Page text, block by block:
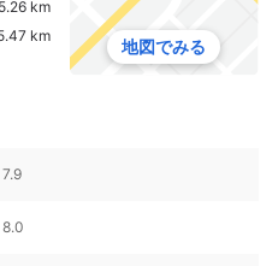
5.26 km
km
地図でみる
7.9
8.0